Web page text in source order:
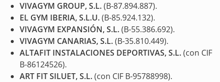
VIVAGYM GROUP, S.L.(B-87.894.887).
EL GYM IBERIA, S.L.U.(B-85.924.132).
VIVAGYM EXPANSIÓN, S.L.(B-55.386.692).
VIVAGYM CANARIAS, S.L.(B-35.810.449).
ALTAFIT INSTALACIONES DEPORTIVAS, S.L.(con CIF
B-86124526).
ART FIT SILUET, S.L.(con CIF B-95788998).